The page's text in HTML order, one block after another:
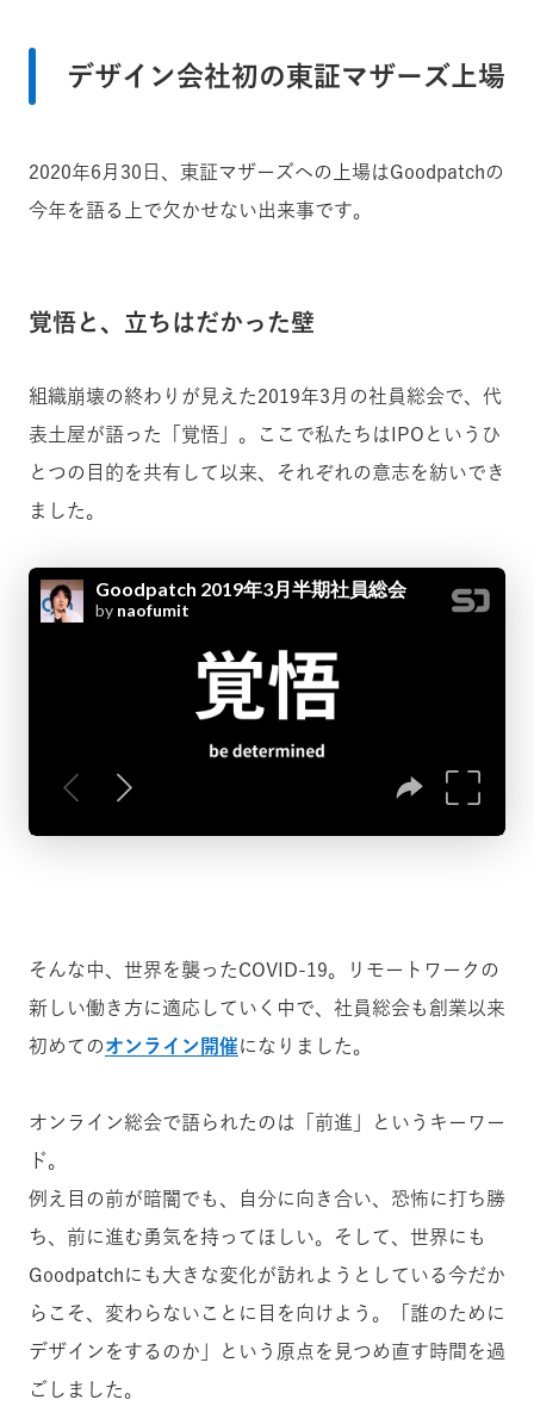
デザイン会社初の東証マザーズ上場
2020年6月30日、東証マザーズへの上場はGoodpatchの
今年を語る上で欠かせない出来事です。
覚悟と、立ちはだかった壁
組織崩壊の終わりが見えた2019年3月の社員総会で、代
表土屋が語った「覚悟」。ここで私たちはIPOというひ
とつの目的を共有して以来、それぞれの意志を紡いでき
ました。
そんな中、世界を襲ったCOVID-19。リモートワークの
新しい働き方に適応していく中で、社員総会も創業以来
初めてのオンライン開催になりました。
オンライン総会で語られたのは「前進」というキーワー
ド。
例え目の前が暗闇でも、自分に向き合い、恐怖に打ち勝
ち、前に進む勇気を持ってほしい。そして、世界にも
Goodpatchにも大きな変化が訪れようとしている今だか
らこそ、変わらないことに目を向けよう。「誰のために
デザインをするのか」という原点を見つめ直す時間を過
ごしました。